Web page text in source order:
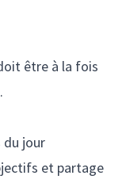
être à la fois
du jour
et partage